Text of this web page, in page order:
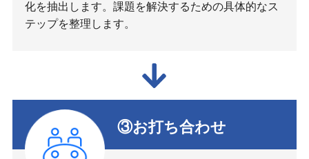
化を抽出します。課題を解決するための具体的なス
テップを整理します。
③お打ち合わせ